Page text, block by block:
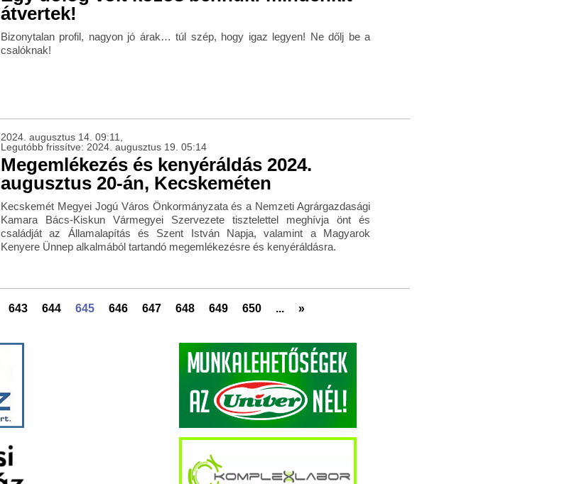
átvertek!
Bizonytalan profil, nagyon jó árak… túl szép, hogy igaz legyen! Ne dőlj be a
csalóknak!
2024. augusztus 14. 09:11,
Legutóbb frissítve: 2024. augusztus 19. 05:14
Megemlékezés és kenyéráldás 2024.
augusztus 20-án, Kecskeméten
Kecskemét Megyei Jogú Város Önkormányzata és a Nemzeti Agrárgazdasági
Kamara Bács-Kiskun Vármegyei Szervezete tisztelettel meghívja önt és
családját az Államalapítás és Szent István Napja, valamint a Magyarok
Kenyere Ünnep alkalmából tartandó megemlékezésre és kenyéráldásra.
643 644 645 646 647 648 649 650 ... »